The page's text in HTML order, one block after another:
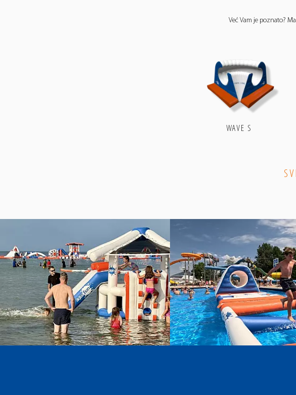
Već Vam je poznato?
WAVE S
aquafun
YouTube
aquafun
–
Twitter
aquafun
–